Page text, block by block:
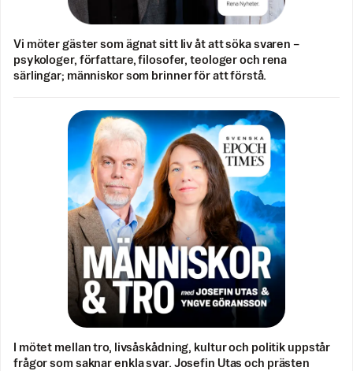
Vi möter gäster som ägnat sitt liv åt att söka svaren –
psykologer, författare, filosofer, teologer och rena
särlingar; människor som brinner för att förstå.
I mötet mellan tro, livsåskådning, kultur och politik uppstår
frågor som saknar enkla svar. Josefin Utas och prästen